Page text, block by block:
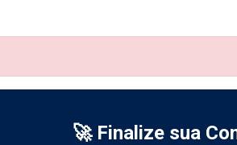
🚀 Finalize sua